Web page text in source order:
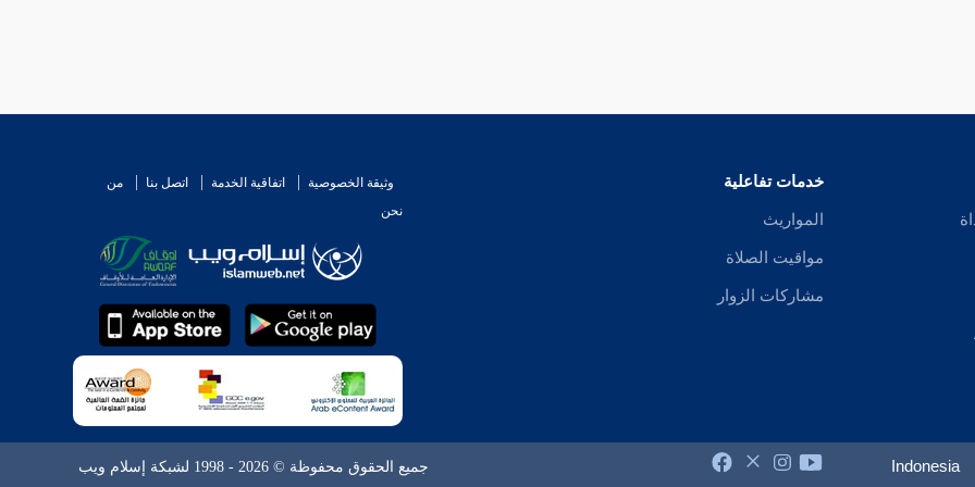
خدمات تفاعلية
المواريث
مواقيت الصلاة
مشاركات الزوار
وثيقة الخصوصية اتفاقية الخدمة اتصل بنا
من
نحن
Indonesia جميع الحقوق محفوظة © 2026 - 1998 لشبكة إسلام ويب